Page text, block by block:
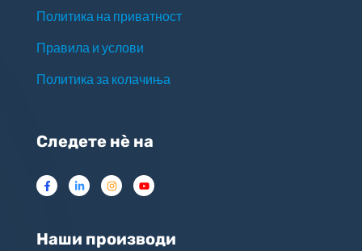
Политика на приватност
Правила и услови
Политика за колачиња
Следете нѐ на
Наши производи